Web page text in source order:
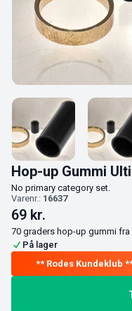
Hop-up Gummi
No primary category set.
Varenr.: 16637
69 kr.
70 graders hop-up gummi fra
På lager